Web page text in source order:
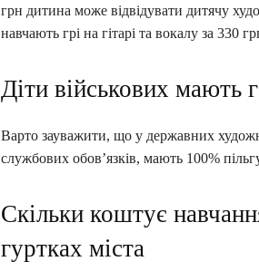
грн дитина може відвідувати дитячу
навчають грі на гітарі та вокалу за 330
Діти військових мають
Варто зауважити, що у державних
службових обов’язків, мають 100%
Скільки коштує
гуртках міста